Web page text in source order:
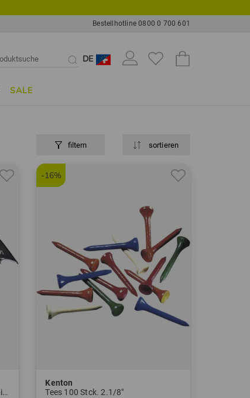
Bestellhotline 0800 0 700 601
DE
SALE
filtern sortieren
Tour Double Canopy UV Regenschirm
-16%
Kenton
Tees 100 Stck. 2.1/8"